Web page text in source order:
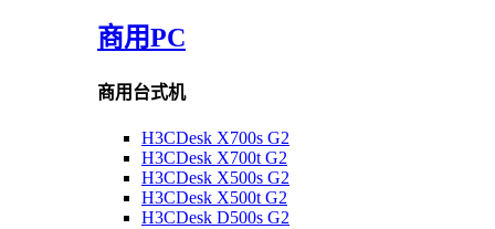
商用PC
商用台式机
H3CDesk X700s G2
H3CDesk X700t G2
H3CDesk X500s G2
H3CDesk X500t G2
H3CDesk D500s G2